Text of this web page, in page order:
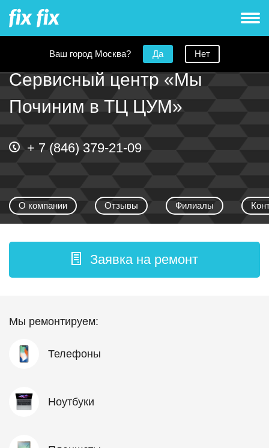
Ваш город Москва? Да Нет
Сервисный центр «Мы
Починим в ТЦ ЦУМ»
+ 7 (846) 379-21-09
О компании Отзывы Филиалы
Заявка на ремонт
Мы ремонтируем:
Телефоны
Ноутбуки